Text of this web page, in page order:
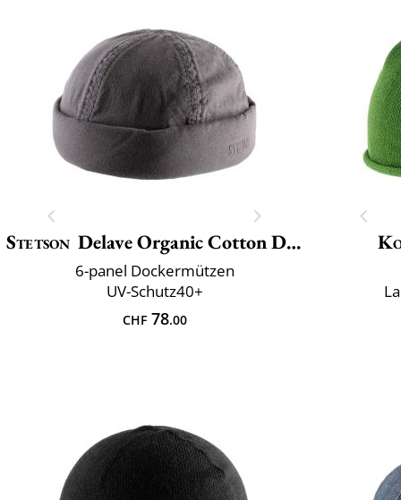
Stetson Delave Organic Cotton Docker
6-panel Dockermützen
UV-Schutz40+
CHF78.00